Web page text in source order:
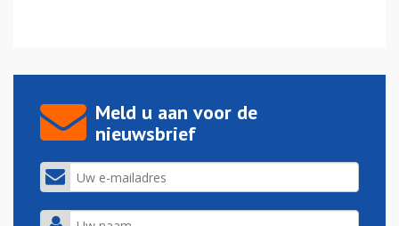
Meld u aan voor de
nieuwsbrief